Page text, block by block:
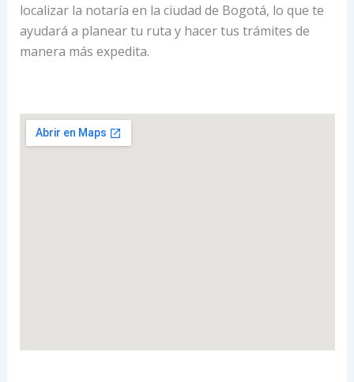
localizar la notaría en la ciudad de Bogotá, lo que te
ayudará a planear tu ruta y hacer tus trámites de
manera más expedita.